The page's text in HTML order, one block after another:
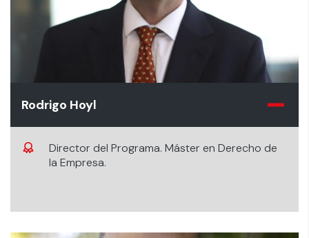
Rodrigo Hoyl
Director del Programa. Máster en Derecho de
la Empresa.